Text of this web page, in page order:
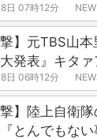
日 07時12分
撃】元TBS山
大発表』キタ
日 06時12分
撃】陸上自衛
とんでもな